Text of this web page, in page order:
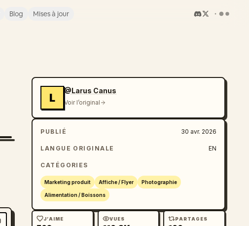
Blog Mises à jour
L
@Larus Canus
Voir l’original
PUBLIÉ 30 avr. 2026
LANGUE ORIGINALE EN
CATÉGORIES
Marketing produit Affiche / Flyer Photographie
Alimentation / Boissons
J’AIME VUES PARTAGES